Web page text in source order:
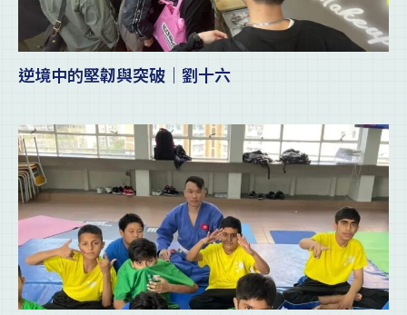
逆境中的堅韌與突破｜劉十六